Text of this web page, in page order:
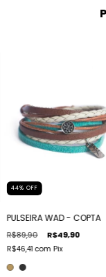
44% OFF
PULSEIRA WAD - COPTA
R$89,90 R$49,90
R$46,41com Pix